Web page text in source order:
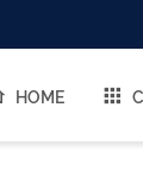
HOME